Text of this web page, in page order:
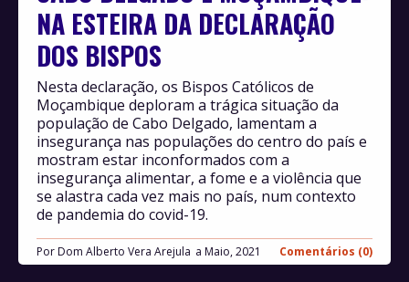
NA ESTEIRA DA DECLARAÇÃO
DOS BISPOS
Por Dom Alberto Vera Arejula Maio, 2021 Comentários (0)
Nesta declaração, os Bispos Católicos de
Moçambique deploram a trágica situação da
população de Cabo Delgado, lamentam a
insegurança nas populações do centro do país e
mostram estar inconformados com a
insegurança alimentar, a fome e a violência que
se alastra cada vez mais no país, num contexto
de pandemia do covid-19.